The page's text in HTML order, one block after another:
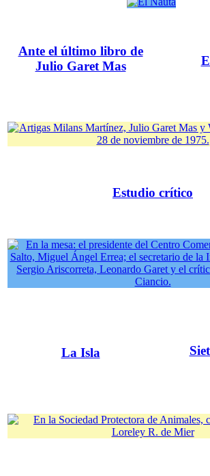
Ante el último libro de
Julio Garet Mas
Estudio crítico
La Isla